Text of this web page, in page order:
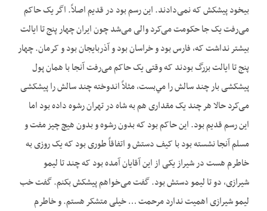
بیخود پیشکش که نمی‌دادند. این رسم بود در قدیم اصلاً. اگر یک حاکم
می‌‌‌‌رفت یک جا حکومت می‌‌‌‌کرد والی می‌‌‌‌شد چون ایران چهار پنج تا ایالت
بیشتر نداشت که، فارس بود و خراسان بود و آذربایجان بود و کرمان. چهار
پنج تا ایالت بزرگ بودند که وقتی یک حاکم می‌‌‌‌رفت آنجا با همان پول
پیشکشی بار چند سالش را مي‌بست، مثلاً اندوخته چند سالش را پیشکشی
می‌‌‌‌کرد حالا هر چند یک مقداری هم به شاه در تهران رشوه داده بود اما
این رسم قدیم بود. این حاکم بود که بدون رشوه و بدون هیچ چیز مفت و
مسلم آنجا نشسته بود با کیف دستش و اتفاقاً طوری بود که یک روزی به
خاطرم هست در شیراز یکی از این آقایان آمده بود که چند تا لیمو
شیرازی، دو تا لیمو دستش بود. گفت می‌‌‌‌خواهم پیشکش بکنم. گفت خب
لیمو شیرازی اهمیت ندارد مرحمت … خیلی متشکر هستم. و خاطرم